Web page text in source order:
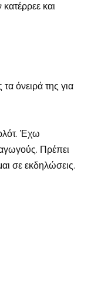
και
όνειρά της για
Έχω
Πρέπει
σε εκδηλώσεις.